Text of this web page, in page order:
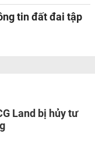
tin đất đai tập
Land bị hủy tư